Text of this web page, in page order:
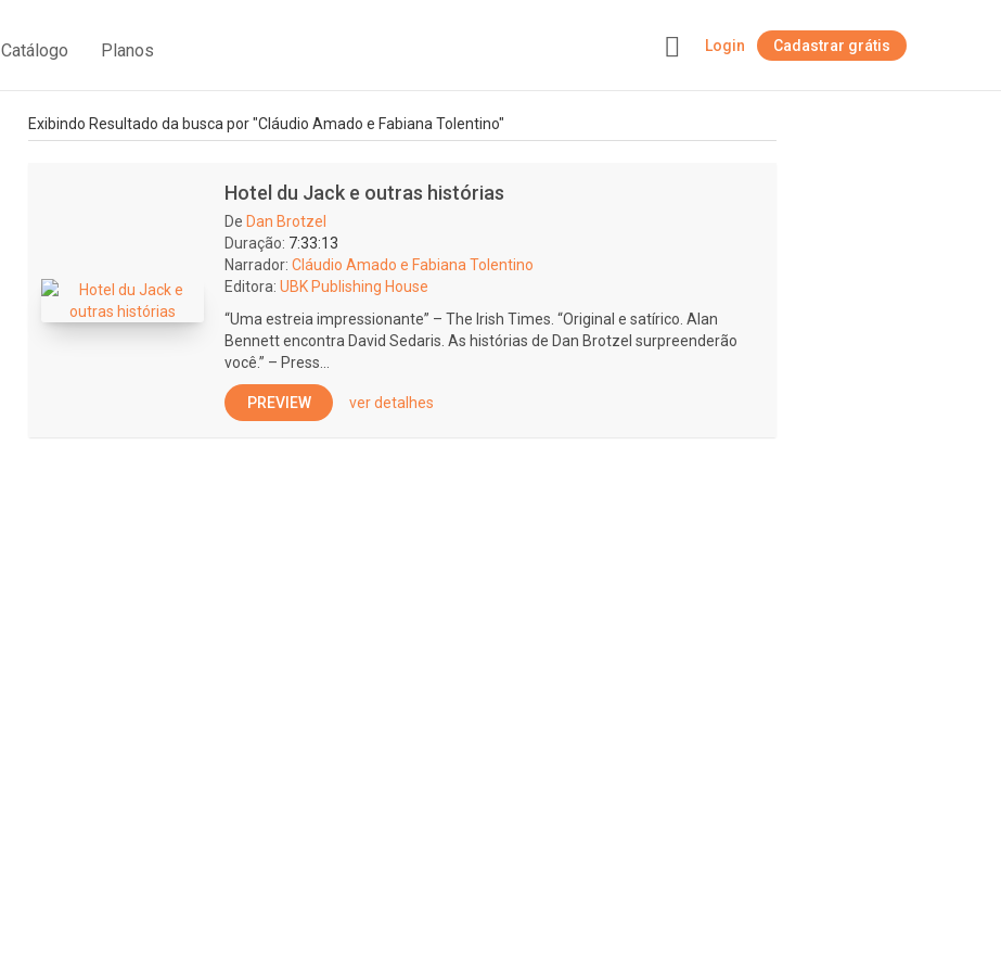
Catálogo Planos Login Cadastrar grátis
Exibindo Resultado da busca por "Cláudio Amado e Fabiana Tolentino"
Hotel du Jack e outras histórias
De Dan Brotzel
Duração: 7:33:13
Narrador: Cláudio Amado e Fabiana Tolentino
Editora: UBK Publishing House
“Uma estreia impressionante” – The Irish Times. “Original e satírico. Alan
Bennett encontra David Sedaris. As histórias de Dan Brotzel surpreenderão
você.” – Press...
PREVIEW ver detalhes